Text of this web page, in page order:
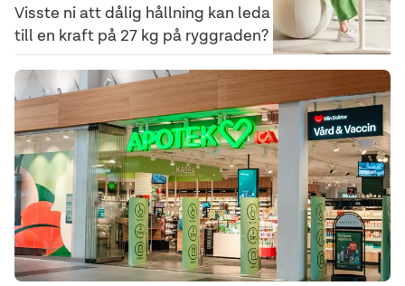
Visste ni att dålig hållning kan leda
till en kraft på 27 kg på ryggraden?